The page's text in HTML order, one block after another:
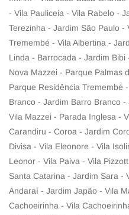
- Vila Pauliceia - Vila Rabelo -
Terezinha - Jardim São Paulo -
Tremembé - Vila Albertina -
Linda - Barrocada - Jardim
Nova Mazzei - Parque Palmas
Parque Residência Tremembé
Branco - Jardim Barro Branco
Vila Mazzei - Parada Inglesa -
Carandiru - Coroa - Jardim
Divisa - Vila Eleonore - Vila
Leonor - Vila Paiva - Vila
Santa Catarina - Jardim Sara -
Andaraí - Jardim Japão - Vila
Cachoeirinha - Vila